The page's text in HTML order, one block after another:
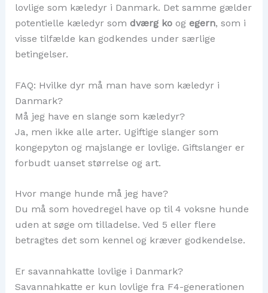
lovlige som kæledyr i Danmark. Det samme gælder
potentielle kæledyr som dværg koog egern, som i
visse tilfælde kan godkendes under særlige
betingelser.
FAQ: Hvilke dyr må man have som kæledyr i
Danmark?
Må jeg have en slange som kæledyr?
Ja, men ikke alle arter. Ugiftige slanger som
kongepyton og majslange er lovlige. Giftslanger er
forbudt uanset størrelse og art.
Hvor mange hunde må jeg have?
Du må som hovedregel have op til 4 voksne hunde
uden at søge om tilladelse. Ved 5 eller flere
betragtes det som kennel og kræver godkendelse.
Er savannahkatte lovlige i Danmark?
Savannahkatte er kun lovlige fra F4-generationen